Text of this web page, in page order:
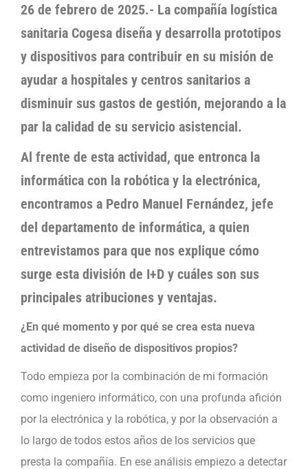
26 de febrero de 2025.- La compañía logística
sanitaria Cogesa diseña y desarrolla prototipos
y dispositivos para contribuir en su misión de
ayudar a hospitales y centros sanitarios a
disminuir sus gastos de gestión, mejorando a la
par la calidad de su servicio asistencial.
Al frente de esta actividad, que entronca la
informática con la robótica y la electrónica,
encontramos a Pedro Manuel Fernández, jefe
del departamento de informática, a quien
entrevistamos para que nos explique cómo
surge esta división de I+D y cuáles son sus
principales atribuciones y ventajas.
¿En qué momento y por qué se crea esta nueva
actividad de diseño de dispositivos propios?
Todo empieza por la combinación de mi formación
como ingeniero informático, con una profunda afición
por la electrónica y la robótica, y por la observación a
lo largo de todos estos años de los servicios que
presta la compañía. En ese análisis empiezo a detectar